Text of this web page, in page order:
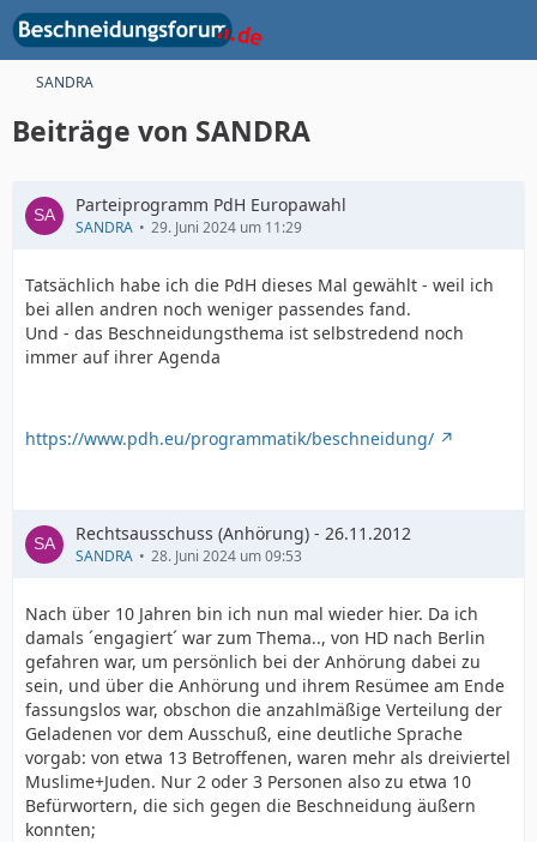
SANDRA
Beiträge von SANDRA
Parteiprogramm PdH Europawahl
SANDRA 29. Juni 2024 um 11:29
Tatsächlich habe ich die PdH dieses Mal gewählt - weil ich
bei allen andren noch weniger passendes fand.
Und - das Beschneidungsthema ist selbstredend noch
immer auf ihrer Agenda
https://www.pdh.eu/programmatik/beschneidung/
Rechtsausschuss (Anhörung) - 26.11.2012
SANDRA 28. Juni 2024 um 09:53
Nach über 10 Jahren bin ich nun mal wieder hier. Da ich
damals ´engagiert´ war zum Thema.., von HD nach Berlin
gefahren war, um persönlich bei der Anhörung dabei zu
sein, und über die Anhörung und ihrem Resümee am Ende
fassungslos war, obschon die anzahlmäßige Verteilung der
Geladenen vor dem Ausschuß, eine deutliche Sprache
vorgab: von etwa 13 Betroffenen, waren mehr als dreiviertel
Muslime+Juden. Nur 2 oder 3 Personen also zu etwa 10
Befürwortern, die sich gegen die Beschneidung äußern
konnten;